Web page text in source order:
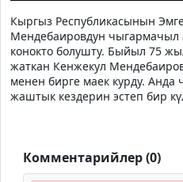
Кыргыз Республикасынын
Мендебаировдун чыгармачыл
конокто болушту. Быйыл 75
жаткан Кенжекул
менен бирге маек курду.
жаштык кездерин эстеп бир
Комментарийлер (0)